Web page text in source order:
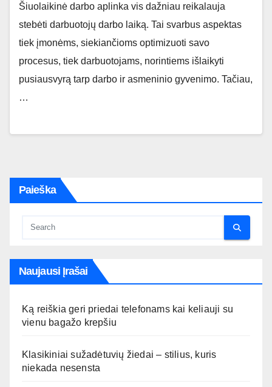
Šiuolaikinė darbo aplinka vis dažniau reikalauja
stebėti darbuotojų darbo laiką. Tai svarbus aspektas
tiek įmonėms, siekiančioms optimizuoti savo
procesus, tiek darbuotojams, norintiems išlaikyti
pusiausvyrą tarp darbo ir asmeninio gyvenimo. Tačiau,
…
Paieška
Naujausi Įrašai
Ką reiškia geri priedai telefonams kai keliauji su
vienu bagažo krepšiu
Klasikiniai sužadėtuvių žiedai – stilius, kuris
niekada nesensta